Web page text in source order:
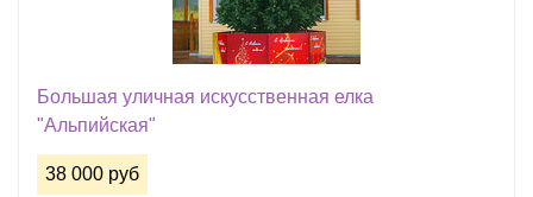
Большая уличная искусственная елка
"Альпийская"
38 000 руб